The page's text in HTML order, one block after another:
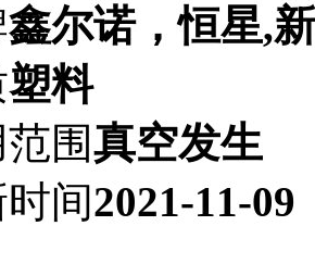
鑫尔诺，恒星,
塑料
围真空发生
间2021-11-09